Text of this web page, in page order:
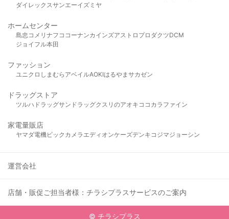
ダイレックスサンエーイズミヤ
ホームセンター
島忠 コメリ ナフコ コーナンカインズアストロプロダクツDCM
ジョイフル本田
ファッション
ユニクロ しまむら アベイルAOKIはるやま サカゼン
ドラッグストア
ツルハドラッグサンドラッグクスリのアオキ ココカラファイン
家電量販店
ヤマダ電機ビックカメラ エディオンケーズデンキ コジマジョーシン
運営会社
店舗・販促ご担当者様：チラシプラスサービスのご案内
© チラシプラス